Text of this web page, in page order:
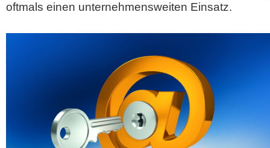
oftmals einen unternehmensweiten Einsatz.